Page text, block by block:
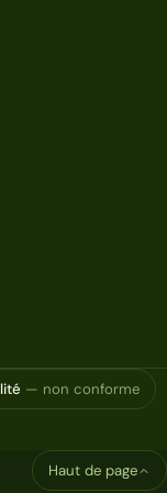
— non conforme
Haut de page